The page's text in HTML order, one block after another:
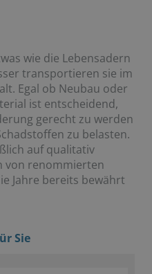
wie die Lebensadern
transportieren sie im
Egal ob Neubau oder
ist entscheidend,
gerecht zu werden
zu belasten.
auf qualitativ
von renommierten
Jahre bereits bewährt
Sie